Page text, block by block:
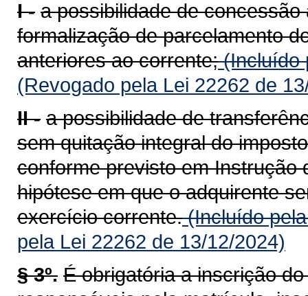
I - a possibilidade de
formalização de parcelamento
anteriores ao corrente;(Incluído
(Revogado pela Lei 22262 de
II - a possibilidade de
sem quitação integral do
conforme previsto em Instrução
hipótese em que o adquirente
exercício corrente.(Incluído
pela Lei 22262 de 13/12/2024)
§ 3º. É obrigatória a inscrição